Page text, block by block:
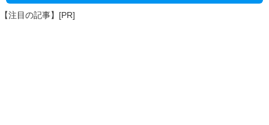
【注目の記事】[PR]